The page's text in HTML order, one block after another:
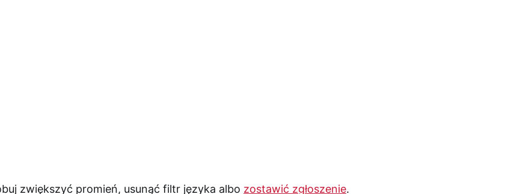
zwiększyć promień, usunąć filtr języka albo zostawić zgłoszenie.